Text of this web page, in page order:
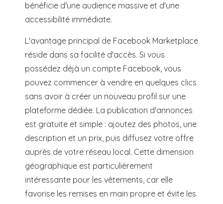
bénéficie d'une audience massive et d'une
accessibilité immédiate.
L'avantage principal de Facebook Marketplace
réside dans sa facilité d'accès. Si vous
possédez déjà un compte Facebook, vous
pouvez commencer à vendre en quelques clics
sans avoir à créer un nouveau profil sur une
plateforme dédiée. La publication d'annonces
est gratuite et simple : ajoutez des photos, une
description et un prix, puis diffusez votre offre
auprès de votre réseau local. Cette dimension
géographique est particulièrement
intéressante pour les vêtements, car elle
favorise les remises en main propre et évite les